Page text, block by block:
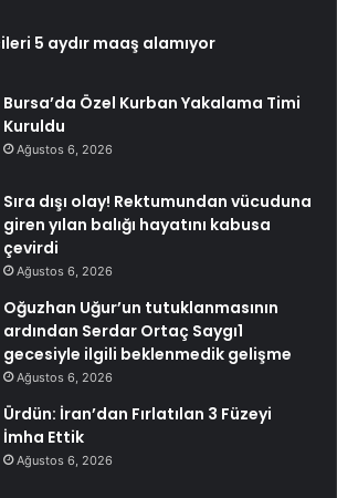
5 aydır maaş alamıyor
Bursa’da Özel Kurban Yakalama Timi
Kuruldu
Ağustos 6, 2026
Sıra dışı olay! Rektumundan vücuduna
giren yılan balığı hayatını kabusa
çevirdi
Ağustos 6, 2026
Oğuzhan Uğur’un tutuklanmasının
ardından Serdar Ortaç Saygı1
gecesiyle ilgili beklenmedik gelişme
Ağustos 6, 2026
Ürdün: İran’dan Fırlatılan 3 Füzeyi
İmha Ettik
Ağustos 6, 2026